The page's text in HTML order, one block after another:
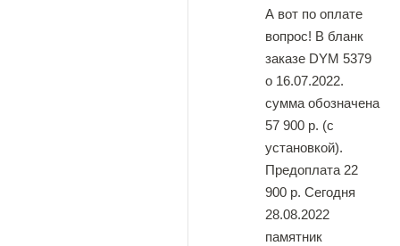
А вот по оплате
вопрос! В бланк
заказе DYM 5379
о 16.07.2022.
сумма обозначена
57 900 р. (с
установкой).
Предоплата 22
900 р. Сегодня
28.08.2022
памятник